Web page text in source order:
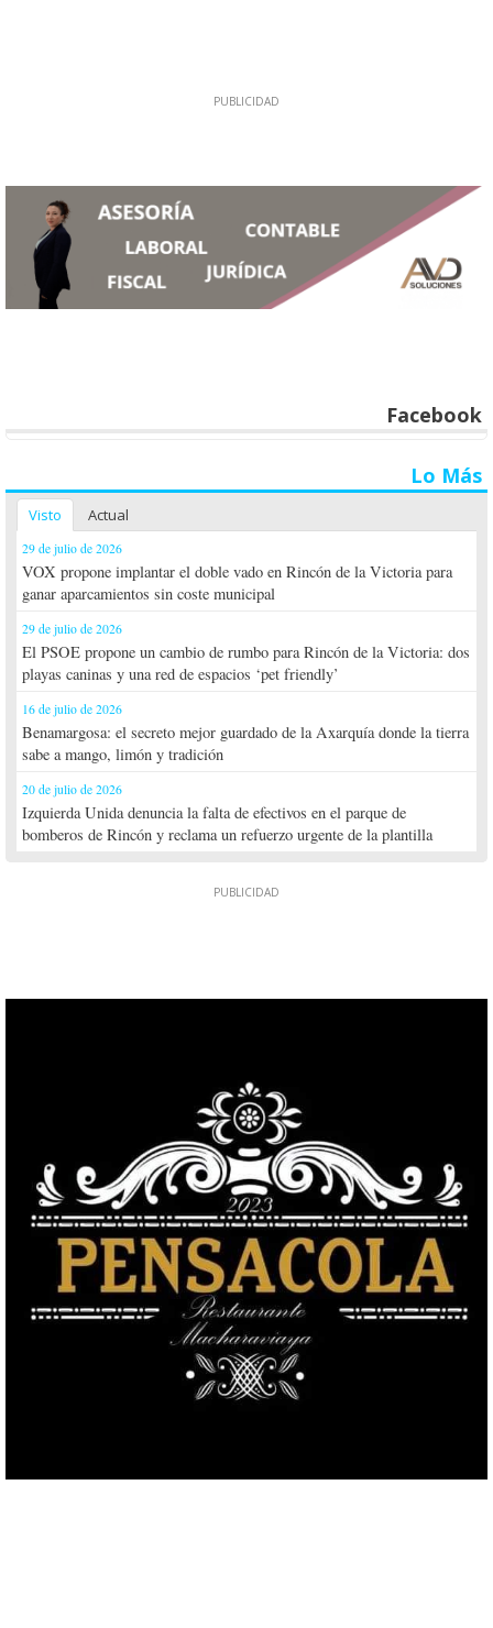
Facebook
Lo Más
Visto Actual
29 de julio de 2026
VOX propone implantar el doble vado en Rincón de la Victoria para
ganar aparcamientos sin coste municipal
29 de julio de 2026
El PSOE propone un cambio de rumbo para Rincón de la Victoria: dos
playas caninas y una red de espacios ‘pet friendly’
16 de julio de 2026
Benamargosa: el secreto mejor guardado de la Axarquía donde la tierra
sabe a mango, limón y tradición
20 de julio de 2026
Izquierda Unida denuncia la falta de efectivos en el parque de
bomberos de Rincón y reclama un refuerzo urgente de la plantilla